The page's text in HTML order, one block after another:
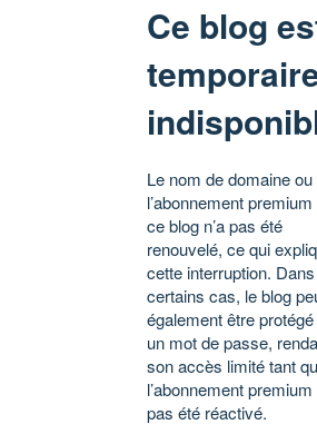
Ce blog
Le nom de domaine ou
l’abonnement
ce blog n’a pas été
renouvelé, ce qui
cette interruption. Dans
certains cas, le blog
également être
un mot de passe,
son accès limité tant
l’abonnement premium
pas été réactivé.